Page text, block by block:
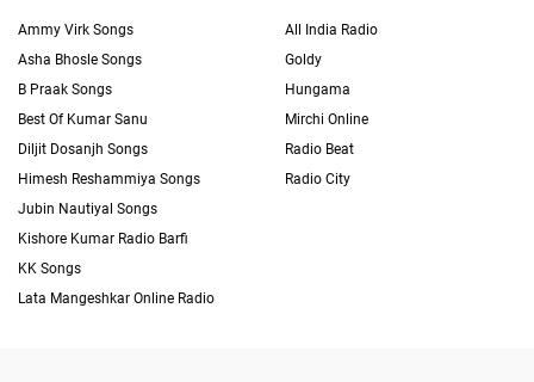
Ammy Virk Songs
Asha Bhosle Songs
B Praak Songs
Best Of Kumar Sanu
Diljit Dosanjh Songs
Himesh Reshammiya Songs
Jubin Nautiyal Songs
Kishore Kumar Radio Barfi
KK Songs
Lata Mangeshkar Online Radio
All India Radio
Goldy
Hungama
Mirchi Online
Radio Beat
Radio City